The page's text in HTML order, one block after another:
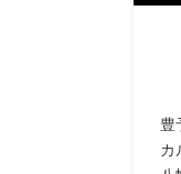
豊
カ